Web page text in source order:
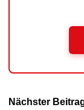
Nächster